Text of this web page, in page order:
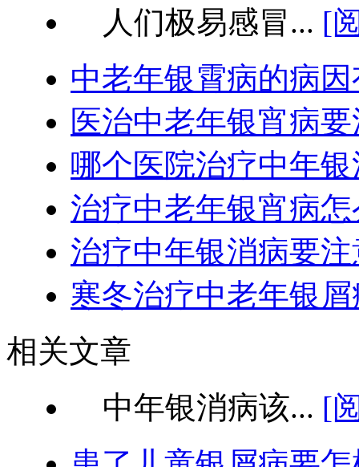
人们极易感冒... [
中老年银霄病的病
医治中老年银宵病
哪个医院治疗中年
治疗中老年银宵病
治疗中年银消病要
寒冬治疗中老年银
相关文章
中年银消病该... [